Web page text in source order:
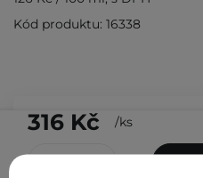
316 Kč /ks
Kód produktu: 16338